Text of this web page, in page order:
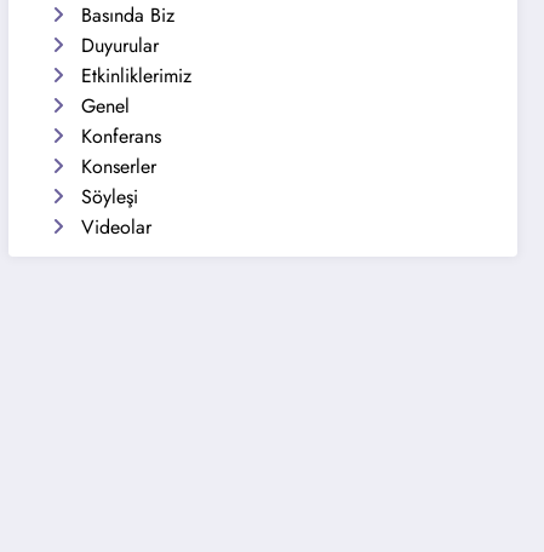
Basında Biz
Duyurular
Etkinliklerimiz
Genel
Konferans
Konserler
Söyleşi
Videolar